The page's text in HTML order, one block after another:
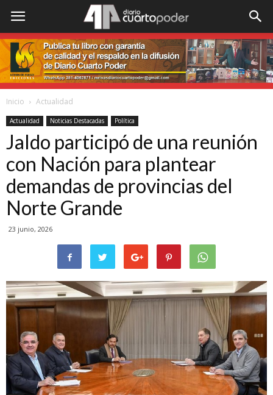
Inicio Actualidad
Actualidad Noticias Destacadas Política
Jaldo participó de una reunión
con Nación para plantear
demandas de provincias del
Norte Grande
23 junio, 2026